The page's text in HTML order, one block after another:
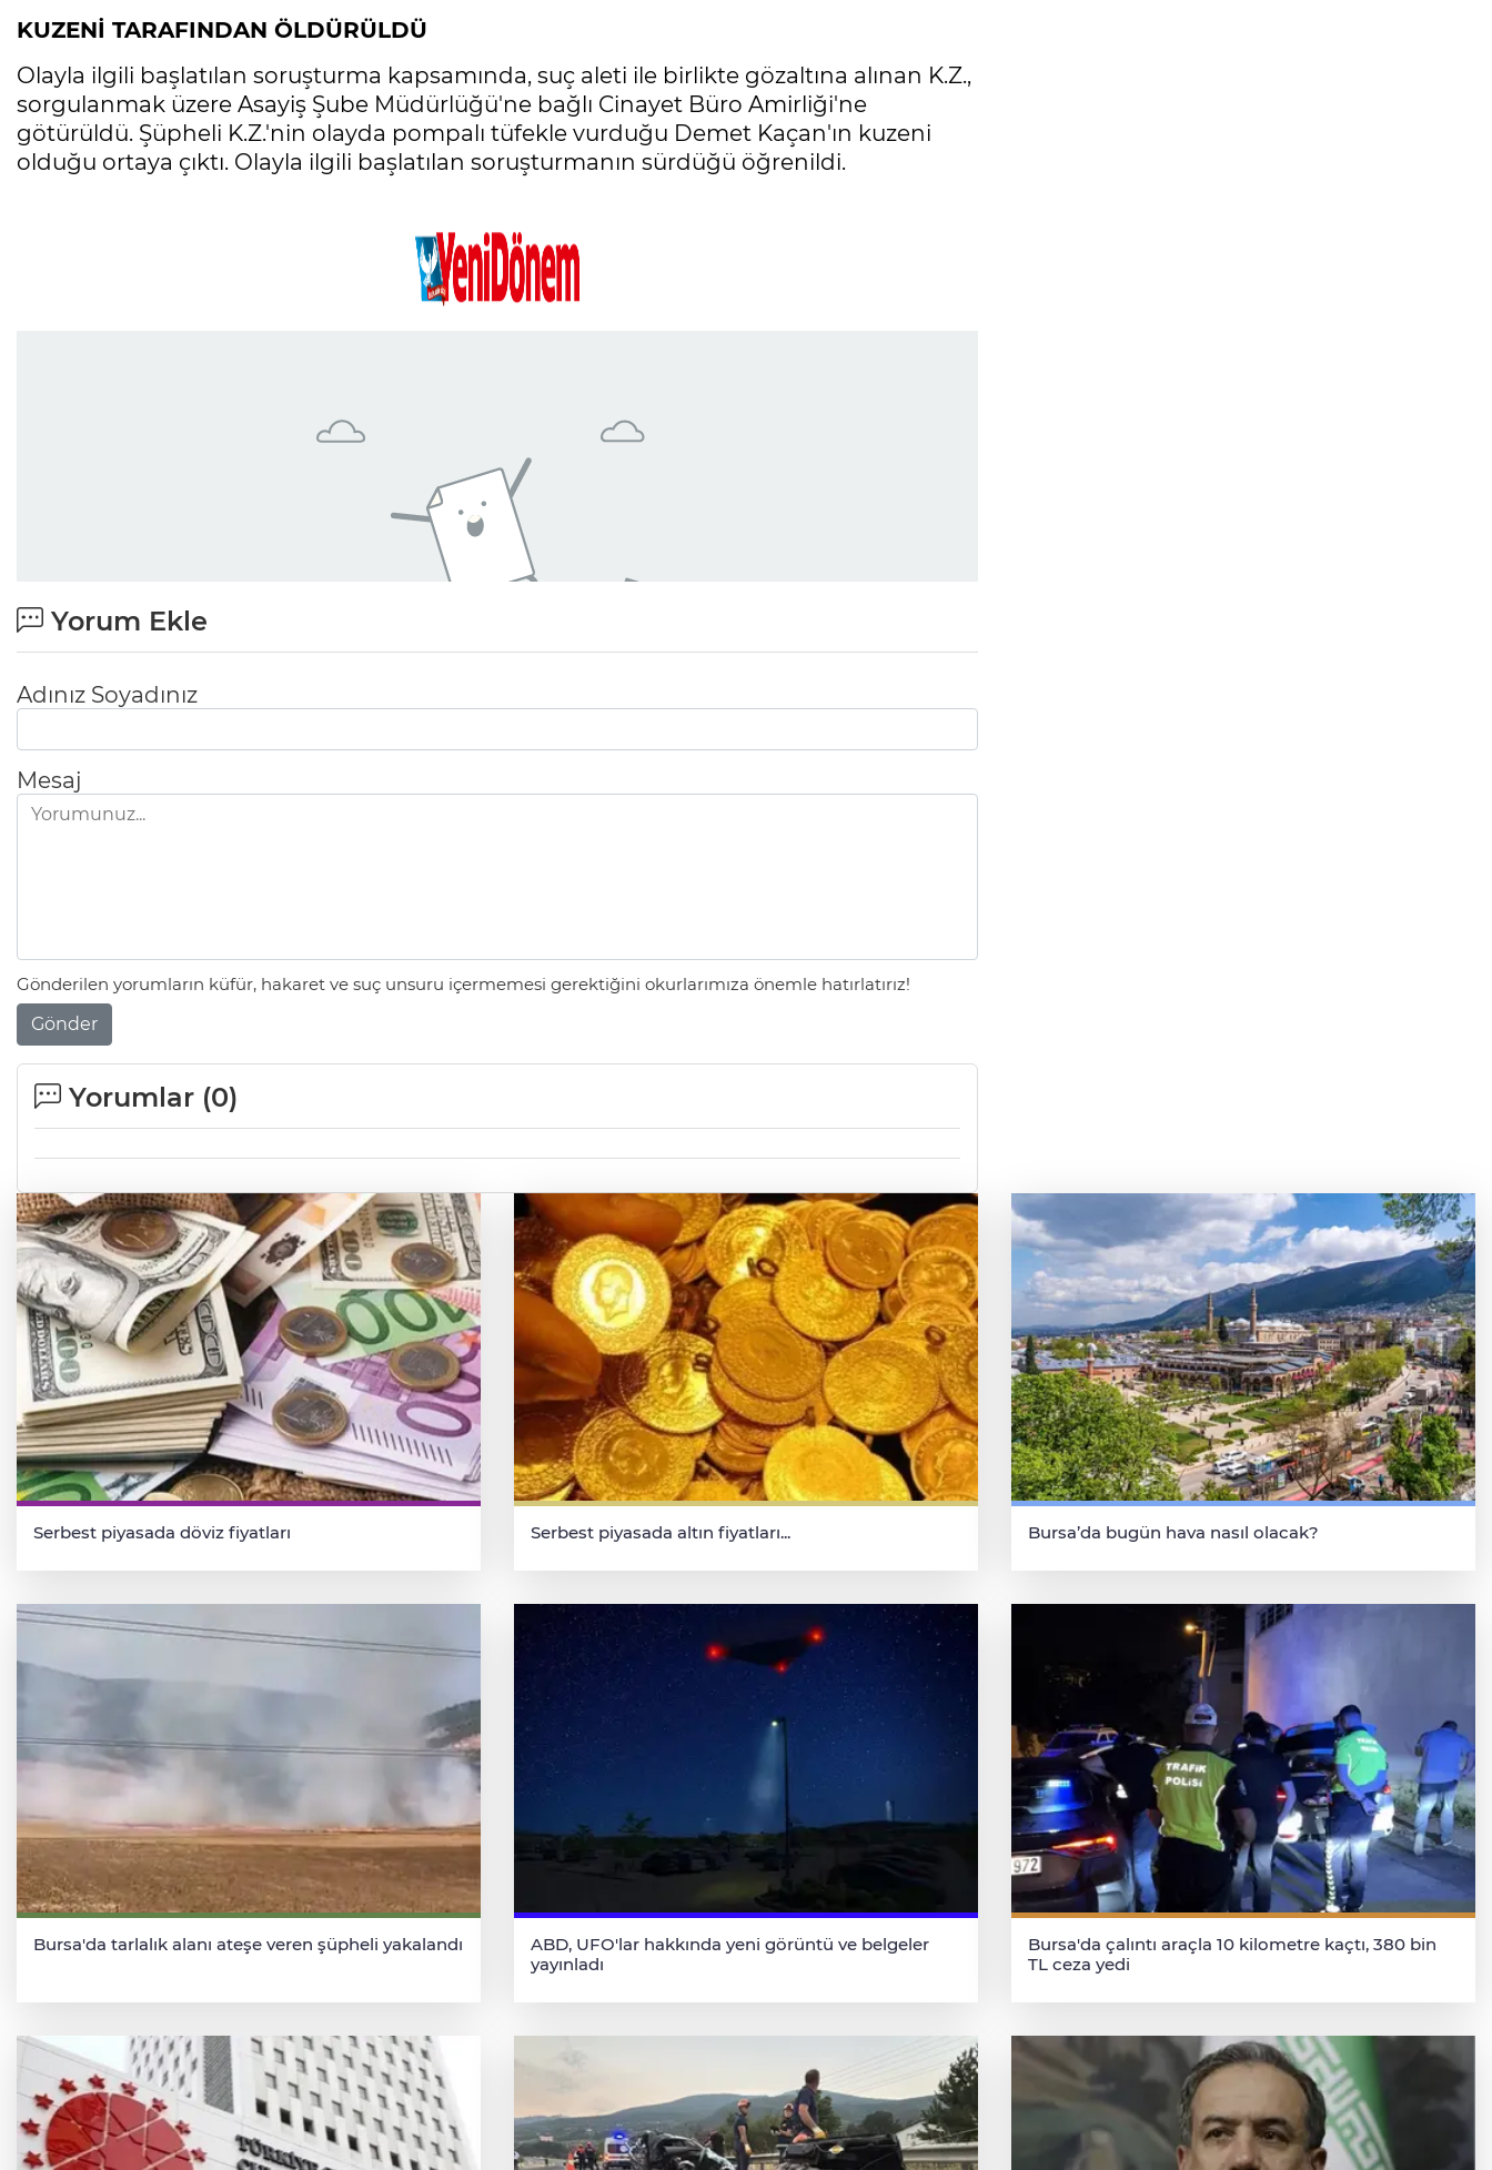
KUZENİ TARAFINDAN ÖLDÜRÜLDÜ
Olayla ilgili başlatılan soruşturma kapsamında, suç aleti ile birlikte gözaltına alınan K.Z.,
sorgulanmak üzere Asayiş Şube Müdürlüğü'ne bağlı Cinayet Büro Amirliği'ne
götürüldü. Şüpheli K.Z.'nin olayda pompalı tüfekle vurduğu Demet Kaçan'ın kuzeni
olduğu ortaya çıktı. Olayla ilgili başlatılan soruşturmanın sürdüğü öğrenildi.
Yorum Ekle
Adınız Soyadınız
Mesaj
Gönderilen yorumların küfür, hakaret ve suç unsuru içermemesi gerektiğini okurlarımıza önemle hatırlatırız!
Gönder
Yorumlar (0)
Serbest piyasada döviz fiyatları Serbest piyasada altın fiyatları... Bursa’da bugün hava nasıl olacak?
Bursa'da tarlalık alanı ateşe veren şüpheli yakalandı
ABD, UFO'lar hakkında yeni görüntü ve belgeler
yayınladı
Bursa'da çalıntı araçla 10 kilometre kaçtı, 380 bin
TL ceza yedi